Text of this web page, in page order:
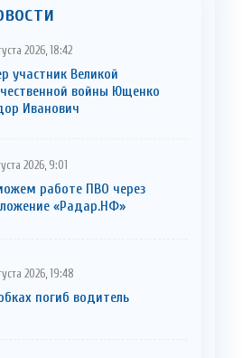
2026, 18:42
участник Великой
войны Ющенко
Иванович
2026, 9:01
работе ПВО через
«Радар.НФ»
2026, 19:48
погиб водитель